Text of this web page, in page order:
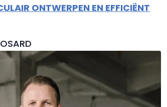
ONTWERPEN EN EFFICIËNT